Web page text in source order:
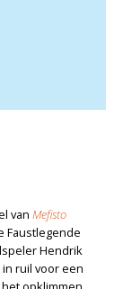
van Mefisto
Faustlegende
Hendrik
ruil voor een